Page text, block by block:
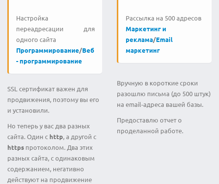
Настройка
переадресации для
одного сайта
Программирование/Веб
- программирование
SSL сертификат важен для
продвижения, поэтому вы его
и установили.
Но теперь у вас два разных
сайта. Один с http, а другой с
https протоколом. Два этих
разных сайта, с одинаковым
содержанием, негативно
действуют на продвижение
Рассылка на 500 адресов
Маркетинг и
реклама/Email
маркетинг
Вручную в короткие сроки
разошлю письма (до 500 штук)
на еmail-адреса вашей базы.
Предоставлю отчет о
проделанной работе.